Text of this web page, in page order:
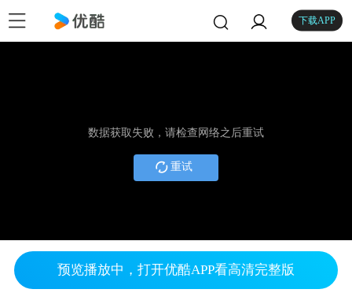
下载APP
数据获取失败，请检查网络之后重试
重试
预览播放中，打开优酷APP看高清完整版